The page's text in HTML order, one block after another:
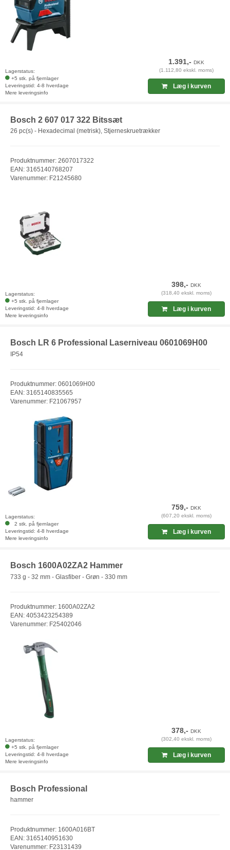
Lagerstatus:
+5 stk. på fjernlager
Leveringstid: 4-8 hverdage
Mere leveringsinfo
1.391,-DKK
(1.112,80 ekskl. moms)
Læg i kurven
Bosch 2 607 017 322 Bitssæt
26 pc(s) - Hexadecimal (metrisk), Stjerneskruetrækker
Produktnummer: 2607017322
EAN: 3165140768207
Varenummer: F21245680
Lagerstatus:
+5 stk. på fjernlager
Leveringstid: 4-8 hverdage
Mere leveringsinfo
398,-DKK
(318,40 ekskl. moms)
Læg i kurven
Bosch LR 6 Professional Laserniveau 0601069H00
IP54
Produktnummer: 0601069H00
EAN: 3165140835565
Varenummer: F21067957
Lagerstatus:
2 stk. på fjernlager
Leveringstid: 4-8 hverdage
Mere leveringsinfo
759,-DKK
(607,20 ekskl. moms)
Læg i kurven
Bosch 1600A02ZA2 Hammer
733 g - 32 mm - Glasfiber - Grøn - 330 mm
Produktnummer: 1600A02ZA2
EAN: 4053423254389
Varenummer: F25402046
Lagerstatus:
+5 stk. på fjernlager
Leveringstid: 4-8 hverdage
Mere leveringsinfo
378,-DKK
(302,40 ekskl. moms)
Læg i kurven
Bosch Professional
hammer
Produktnummer: 1600A016BT
EAN: 3165140951630
Varenummer: F23131439